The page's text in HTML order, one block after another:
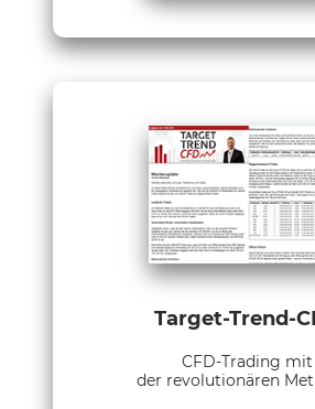
Target-Trend-
CFD-Trading mit
der revolutionären